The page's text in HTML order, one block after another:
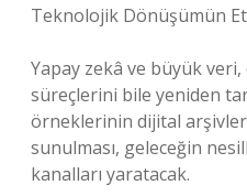
Teknolojik Dönüşümün
Yapay zekâ ve büyük
süreçlerini bile yeniden
örneklerinin dijital
sunulması, geleceğin
kanalları yaratacak.